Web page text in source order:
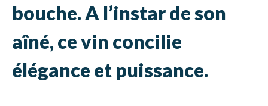
bouche. A l’instar de son
aîné, ce vin concilie
élégance et puissance.